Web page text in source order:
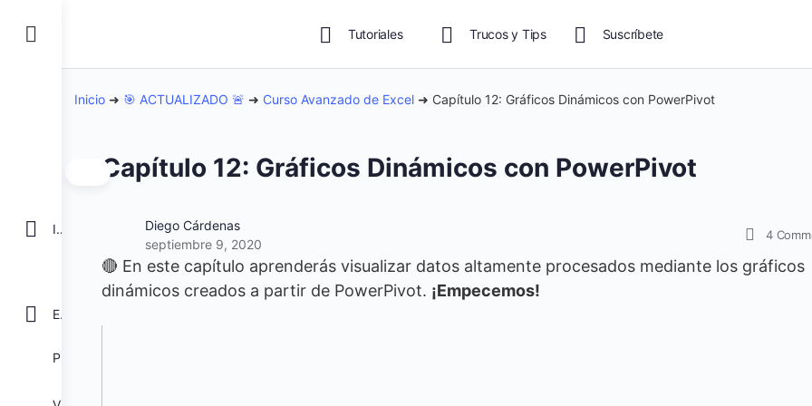
INICIO
EXCEL
Tutoriales Trucos y Tips Suscríbete
Inicio ➜ 🎯 ACTUALIZADO 🚨 ➜ Curso Avanzado de Excel ➜ Capítulo 12: Gráficos Dinámicos con PowerPivot
Capítulo 12: Gráficos Dinámicos con PowerPivot
Diego Cárdenas
septiembre 9, 2020
4
🔴 En este capítulo aprenderás visualizar datos altamente procesados mediante los gráficos
dinámicos creados a partir de PowerPivot. ¡Empecemos!